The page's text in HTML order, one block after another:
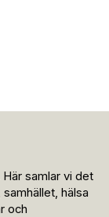
samlar vi det
hälsa
och